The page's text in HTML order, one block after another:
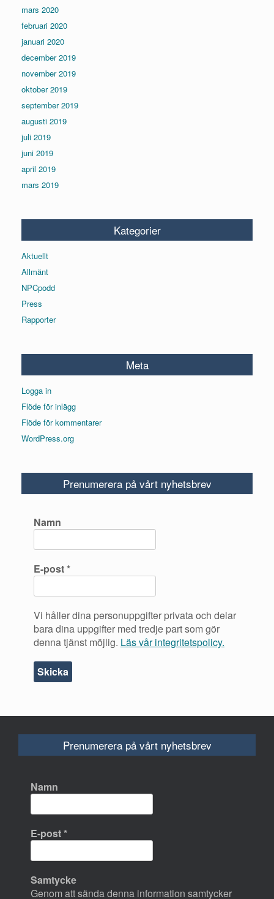
mars 2020
februari 2020
januari 2020
december 2019
november 2019
oktober 2019
september 2019
augusti 2019
juli 2019
juni 2019
april 2019
mars 2019
Kategorier
Aktuellt
Allmänt
NPCpodd
Press
Rapporter
Meta
Logga in
Flöde för inlägg
Flöde för kommentarer
WordPress.org
Prenumerera på vårt nyhetsbrev
Namn
E-post*
Vi håller dina personuppgifter privata och delar
bara dina uppgifter med tredje part som gör
denna tjänst möjlig. Läs vår integritetspolicy.
Prenumerera på vårt nyhetsbrev
Namn
E-post*
Samtycke
Genom att sända denna information samtycker